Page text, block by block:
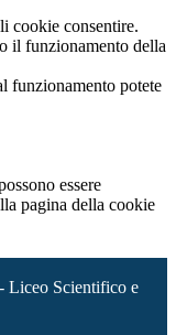
cookie consentire.
il funzionamento della
funzionamento potete
essere
pagina della cookie
Liceo Scientifico e